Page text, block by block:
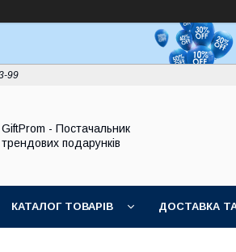
99
GiftProm - Постачальник
трендових подарунків
КАТАЛОГ ТОВАРІВ ДОСТАВКА